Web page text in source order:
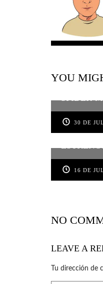
YOU
30 DE
16 DE
NO
LEAVE A
Tu dirección de